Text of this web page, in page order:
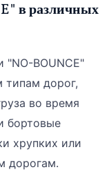
в различных
"NO-BOUNCE"
типам дорог,
во время
бортовые
хрупких или
дорогам.